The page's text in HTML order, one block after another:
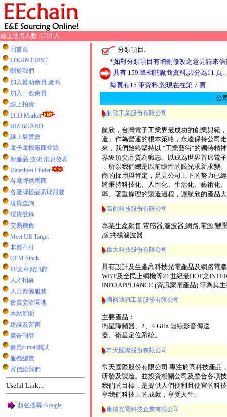
線上使用人數 :1719 人
回首頁
LOGIN FIRST
關於我們
加入贊助會員.廠商
加入一般會員
線上拍賣
LCD Market
BIZ BOARD
線上展覽會
電子電機廠商登錄
新產品.技術.消息發表
Datasheet Finder
各廠牌供應商
各廠牌樣品索取服務
現貨查詢
現貨登錄
交易機會
Meet UR Target
非賣不可
OEM Stock
EE文章資訊館
人才招募
人力資源服務
會員交流園地
本站新聞
建議及留言
廣告刊登
會員e-mail測試
服務總覽
寄信給我們
Useful Link...
超強搜尋-Google
分類項目:
*如對分類項目有增刪修改之意見請來信
共有 159 筆相關廠商資料,共分為11 頁.
每頁有15 筆資料,您現在在第 7 頁 .
公
航欣工業股份有限公司
航欣，台灣電子工業界最成功的創業與範
造」作為營運的根本策略，永遠保持公司
來，我們始終堅持以 "工業藝術"的獨特精
界級頂尖品質為職志、以成為世界首席電
，所以我們總是以前瞻性的眼光求新求變
商的採用與肯定，足見公司上下的努力已
將秉持科技化、人性化、生活化、藝術化
率、著重條理的製造過程，讓航欣的產品
高創科技股份有限公司
專業生產銷售,電感器,濾波器,網路,電源,變
感,共模濾波器
偉大科技股份有限公司
具有設計及生產高科技光電產品及網路電
WBT及全民上網機等21世紀最HOT之
INFO APPLIANCE (資訊家電產品) 等為其
國裕通訊工業股份有限公司
主要產品︰
衛星降頻器、2、4 GHz 無線影音傳送
器、衛星定位系統。
常天國際股份有限公司
常天國際股份有限公司 專注於高科技產品
研發及製造。並投資相關公司及整合各項
我們的目標，是提供人們便利且便宜的科
享我們科技上的成就，享受人生。
康竣光電科技企業有限公司